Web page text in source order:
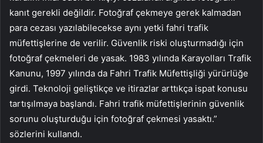
kanıt gerekli değildir. Fotoğraf çekmeye gerek kalmadan
para cezası yazılabilecekse aynı yetki fahri trafik
müfettişlerine de verilir. Güvenlik riski oluşturmadığı için
fotoğraf çekmeleri de yasak. 1983 yılında Karayolları Trafik
Kanunu, 1997 yılında da Fahri Trafik Müfettişliği yürürlüğe
girdi. Teknoloji geliştikçe ve itirazlar arttıkça ispat konusu
tartışılmaya başlandı. Fahri trafik müfettişlerinin güvenlik
sorunu oluşturduğu için fotoğraf çekmesi yasaktı.”
sözlerini kullandı.